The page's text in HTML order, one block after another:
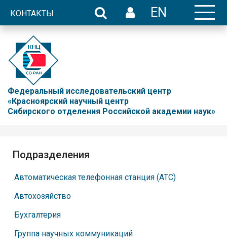
КОНТАКТЫ EN
Федеральный исследовательский центр
«Красноярский научный центр
Сибирского отделения Российской академии наук»
Подразделения
Автоматическая телефонная станция (АТС)
Автохозяйство
Бухгалтерия
Группа научных коммуникаций